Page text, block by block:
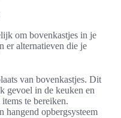
om bovenkastjes in je
er alternatieven die je
van bovenkastjes. Dit
gevoel in de keuken en
te bereiken.
hangend opbergsysteem